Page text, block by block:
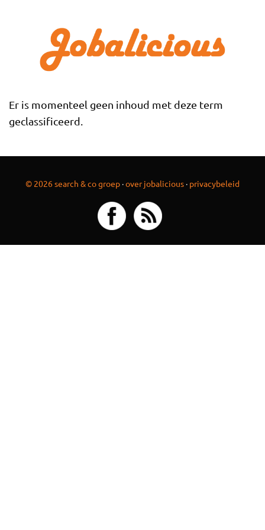
Er is momenteel geen inhoud met deze term
geclassificeerd.
© 2026 search & co groep ·over jobalicious · privacybeleid